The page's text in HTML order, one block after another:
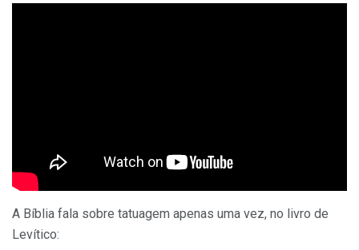
A Bíblia fala sobre tatuagem apenas uma vez, no livro de
Levítico: